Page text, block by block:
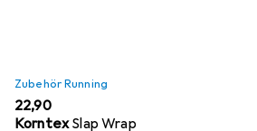
Zubehör Running
EUR
22,90
KorntexSlap Wrap